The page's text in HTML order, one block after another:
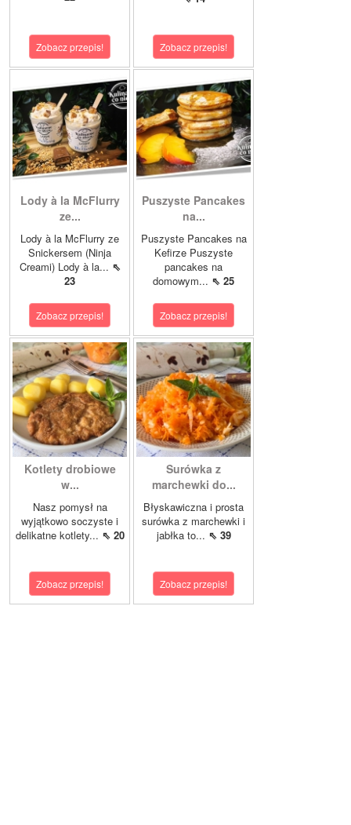
Zobacz przepis! Zobacz przepis!
Lody à la McFlurry
ze...
Lody à la McFlurry ze
Snickersem (Ninja
Creami) Lody à la... ⇖
23
Zobacz przepis!
Puszyste Pancakes
na...
Puszyste Pancakes na
Kefirze Puszyste
pancakes na
domowym... ⇖ 25
Zobacz przepis!
Kotlety drobiowe
w...
Nasz pomysł na
wyjątkowo soczyste i
delikatne kotlety... ⇖ 20
Zobacz przepis!
Surówka z
marchewki do...
Błyskawiczna i prosta
surówka z marchewki i
jabłka to... ⇖ 39
Zobacz przepis!